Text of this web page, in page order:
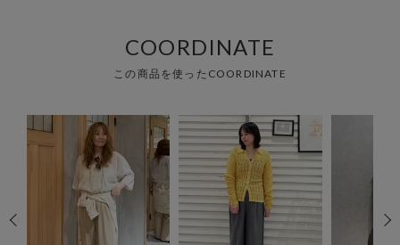
COORDINATE
この商品を使ったCOORDINATE